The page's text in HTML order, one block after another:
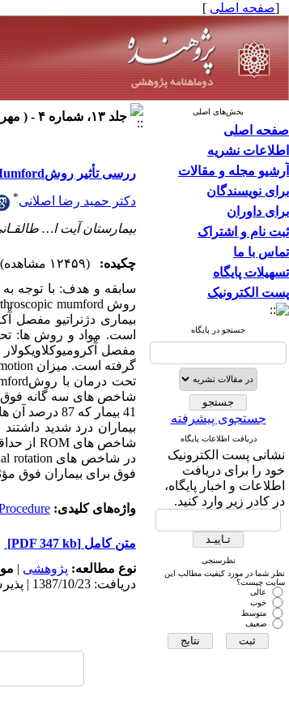
[صفحه اصلی ]
بخش‌های اصلی
صفحه اصلی
اطلاعات نشریه
آرشیو مجله و مقالات
برای نویسندگان
برای داوران
ثبت نام و اشتراک
تماس با ما
تسهیلات پایگاه
پست الکترونیک
جستجو در پایگاه
جستجوی پیشرفته
دریافت اطلاعات پایگاه
نشانی پست الکترونیک
خود را برای دریافت
اطلاعات و اخبار پایگاه،
در کادر زیر وارد کنید.
نظرسنجی
نظر شما در مورد کیفیت مطالب این
سایت چیست؟
عالی
خوب
متوسط
ضعیف
جلد ۱۳، شماره ۴ - ( مهر وآبان۸۷ ۱۳۸۷ )
ررسی تأثیر روشArthroscopic Mumford در مبتلایان به بیماری دژنراتیو مفصل آکرومیوکلاویکولار
دکتر حمید رضا اصلانی*
بیمارستان آیت ا…
چکیده:
(۱۲۴۵۹ مشاهده)
سابقه و هدف: با توجه به
است. مواد و روش ها:
فوق برای بیماران فوق
واژه‌های کلیدی:
متن کامل [PDF 347 kb]
نوع مطالعه: پژوهشی |
دریافت: 1387/10/23 | پذیرش: 1396/11/29 | انتشار: 1396/11/29